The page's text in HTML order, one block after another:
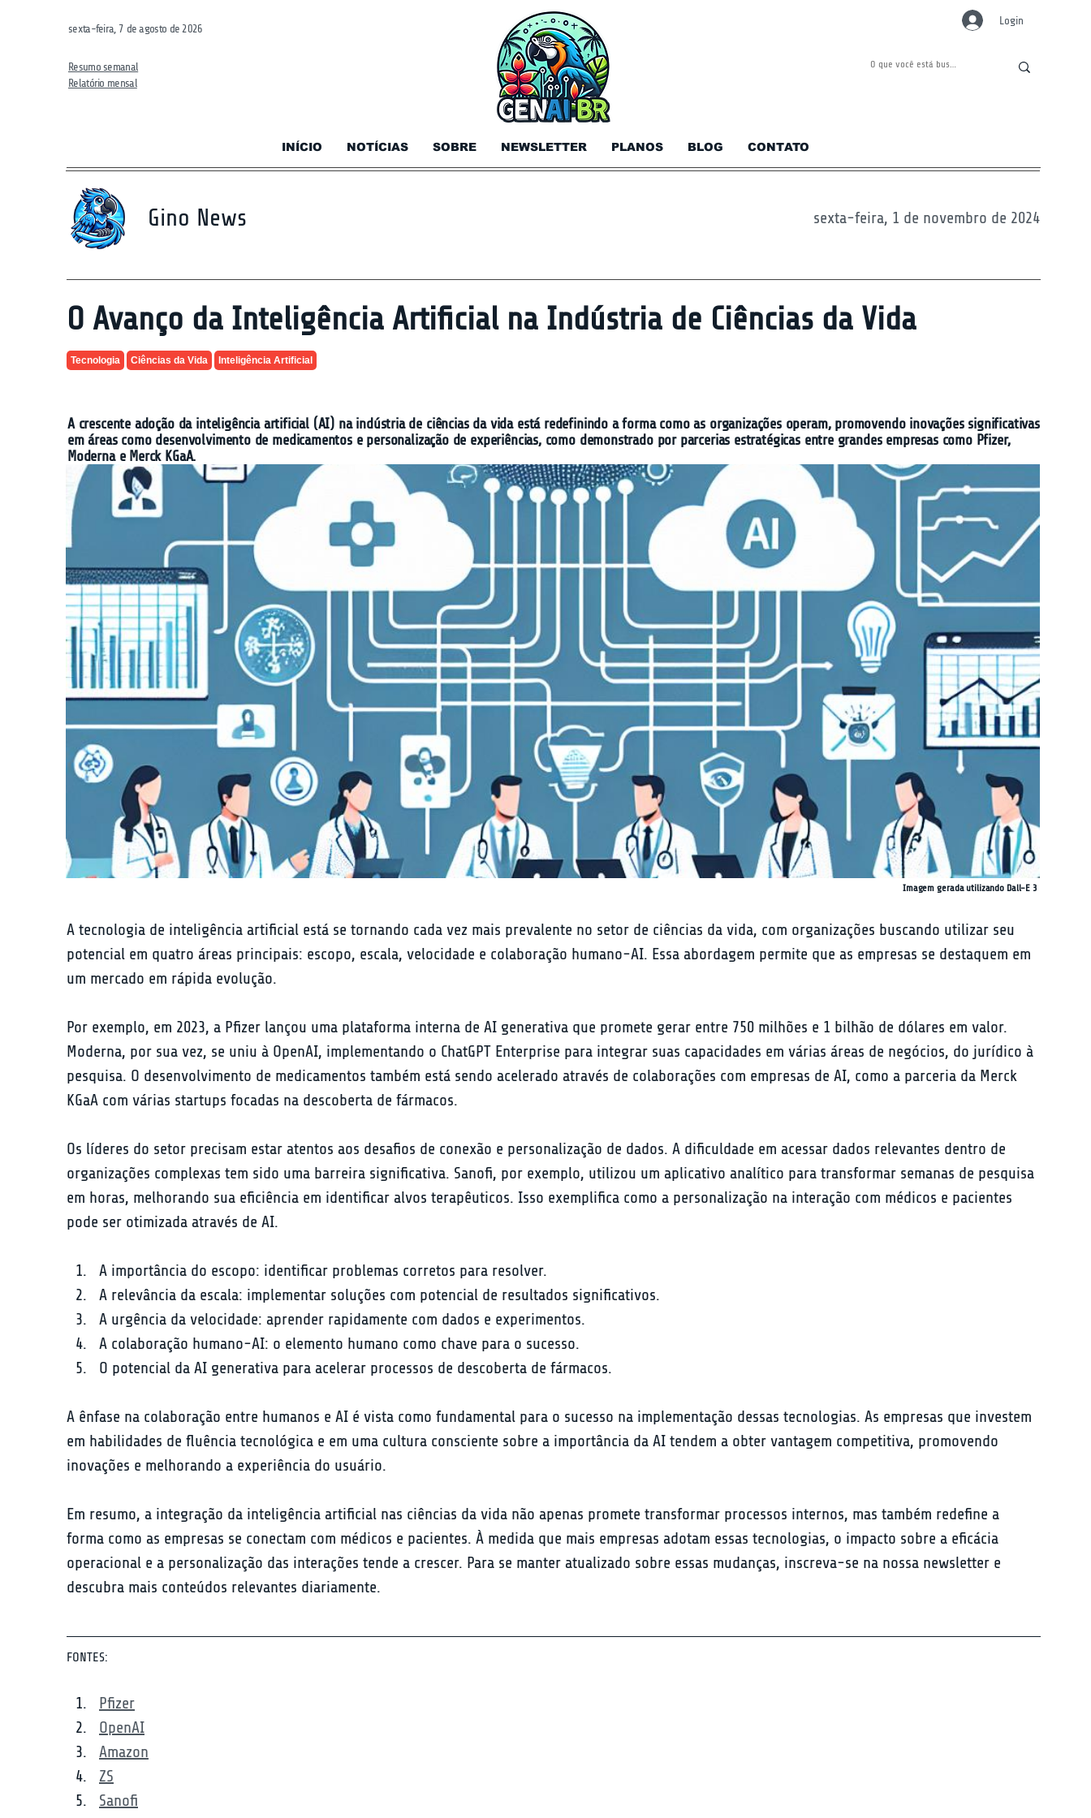
sexta-feira, 7 de agosto de 2026
Resumo semanal
Relatório mensal
INÍCIO NOTÍCIAS SOBRE NEWSLETTER PLANOS BLOG CONTATO
Login
Gino News sexta-feira, 1 de novembro de 2024
O Avanço da Inteligência Artificial na Indústria de Ciências da Vida
Tecnologia Ciências da Vida Inteligência Artificial
A crescente adoção da inteligência artificial (AI) na indústria de ciências da vida está redefinindo a forma como as organizações operam, promovendo inovações significativas
em áreas como desenvolvimento de medicamentos e personalização de experiências, como demonstrado por parcerias estratégicas entre grandes empresas como Pfizer,
Moderna e Merck KGaA.
Imagem gerada utilizando Dall-E 3
A tecnologia de inteligência artificial está se tornando cada vez mais prevalente no setor de ciências da vida, com organizações buscando utilizar seu
potencial em quatro áreas principais: escopo, escala, velocidade e colaboração humano-AI. Essa abordagem permite que as empresas se destaquem em
um mercado em rápida evolução.
Por exemplo, em 2023, a Pfizer lançou uma plataforma interna de AI generativa que promete gerar entre 750 milhões e 1 bilhão de dólares em valor.
Moderna, por sua vez, se uniu à OpenAI, implementando o ChatGPT Enterprise para integrar suas capacidades em várias áreas de negócios, do jurídico à
pesquisa. O desenvolvimento de medicamentos também está sendo acelerado através de colaborações com empresas de AI, como a parceria da Merck
KGaA com várias startups focadas na descoberta de fármacos.
Os líderes do setor precisam estar atentos aos desafios de conexão e personalização de dados. A dificuldade em acessar dados relevantes dentro de
organizações complexas tem sido uma barreira significativa. Sanofi, por exemplo, utilizou um aplicativo analítico para transformar semanas de pesquisa
em horas, melhorando sua eficiência em identificar alvos terapêuticos. Isso exemplifica como a personalização na interação com médicos e pacientes
pode ser otimizada através de AI.
A importância do escopo: identificar problemas corretos para resolver.
A relevância da escala: implementar soluções com potencial de resultados significativos.
A urgência da velocidade: aprender rapidamente com dados e experimentos.
A colaboração humano-AI: o elemento humano como chave para o sucesso.
O potencial da AI generativa para acelerar processos de descoberta de fármacos.
A ênfase na colaboração entre humanos e AI é vista como fundamental para o sucesso na implementação dessas tecnologias. As empresas que investem
em habilidades de fluência tecnológica e em uma cultura consciente sobre a importância da AI tendem a obter vantagem competitiva, promovendo
inovações e melhorando a experiência do usuário.
Em resumo, a integração da inteligência artificial nas ciências da vida não apenas promete transformar processos internos, mas também redefine a
forma como as empresas se conectam com médicos e pacientes. À medida que mais empresas adotam essas tecnologias, o impacto sobre a eficácia
operacional e a personalização das interações tende a crescer. Para se manter atualizado sobre essas mudanças, inscreva-se na nossa newsletter e
descubra mais conteúdos relevantes diariamente.
FONTES:
Pfizer
OpenAI
Amazon
ZS
Sanofi